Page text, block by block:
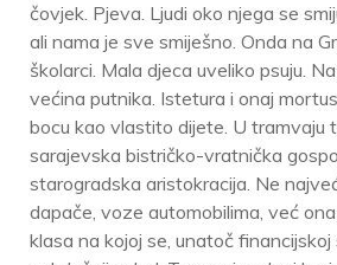
čovjek. Pjeva. Ljudi oko njega se
ali nama je sve smiješno. Onda na
školarci. Mala djeca uveliko psuju.
većina putnika. Istetura i onaj
bocu kao vlastito dijete. U tramvaju
sarajevska bistričko-vratnička
starogradska aristokracija. Ne
dapače, voze automobilima, već
klasa na kojoj se, unatoč